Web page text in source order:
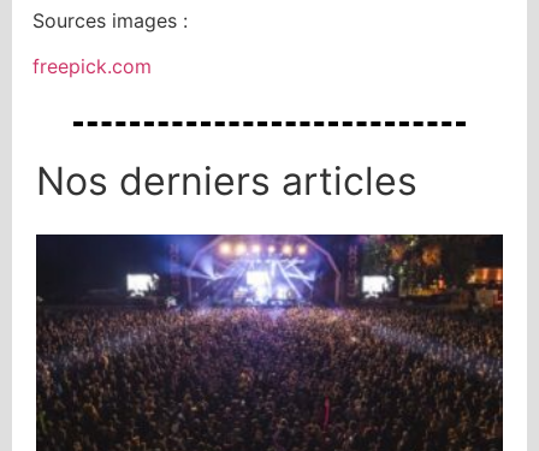
Sources images :
freepick.com
Nos derniers articles